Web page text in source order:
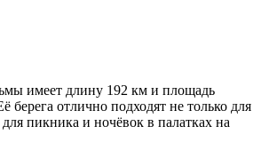
имеет длину 192 км и площадь
берега отлично подходят не только для
пикника и ночёвок в палатках на